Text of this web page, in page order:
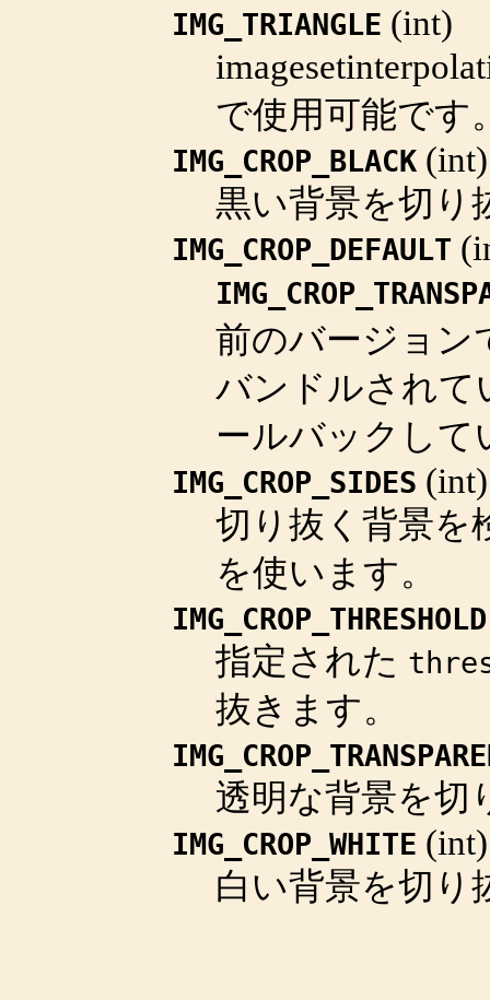
IMG_TRIANGLE (int)
で使用可能です
IMG_CROP_BLACK (int)
黒い背景を切り
IMG_CROP_DEFAULT (
前のバージョン
バンドルされて
ールバックして
IMG_CROP_SIDES (int)
切り抜く背景を
を使います。
IMG_CROP_THRESHOLD
指定された
抜きます。
透明な背景を切
IMG_CROP_WHITE (int)
白い背景を切り